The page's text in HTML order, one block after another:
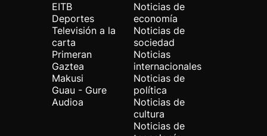
EITB
Deportes
Televisión a la
carta
Primeran
Gaztea
Makusi
Guau - Gure
Audioa
Noticias de
economía
Noticias de
sociedad
Noticias
internacionales
Noticias de
política
Noticias de
cultura
Noticias de